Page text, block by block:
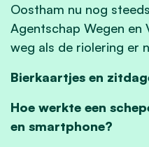
Oostham nu nog
Agentschap Wegen en
weg als de riolering er
Bierkaartjes en
Hoe werkte een
en smartphone?